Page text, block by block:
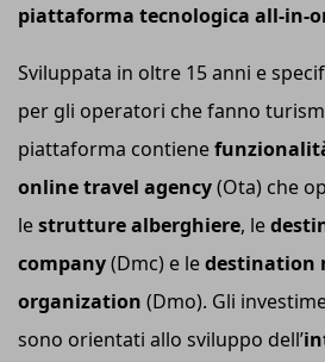
piattaforma tecnologica all-in-
Sviluppata in oltre 15 anni e
per gli operatori che fanno
piattaforma contiene
online travel agency(Ota) che
lestrutture alberghiere, le
company(Dmc) e ledestination
organization (Dmo). Gli
sono orientati allo sviluppo dell’i